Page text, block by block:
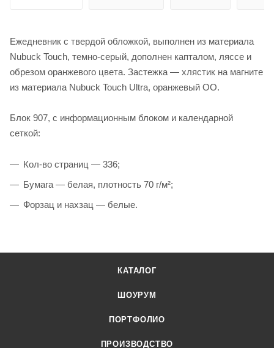
Ежедневник с твердой обложкой, выполнен из материала
Nubuck Touch, темно-серый, дополнен капталом, ляссе и
обрезом оранжевого цвета. Застежка — хлястик на магните
из материала Nubuck Touch Ultra, оранжевый ОО.
Блок 907, с информационным блоком и календарной
сеткой:
Кол-во страниц — 336;
Бумага — белая, плотность 70 г/м²;
Форзац и нахзац — белые.
КАТАЛОГ
ШОУРУМ
ПОРТФОЛИО
ПРОИЗВОДСТВО